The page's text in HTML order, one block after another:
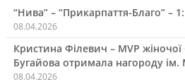
“Нива” – “Прикарпаття-Благо” –
08.04.2026
Кристина Філевич – MVP жіночої
Бугайова отримала нагороду
08.04.2026